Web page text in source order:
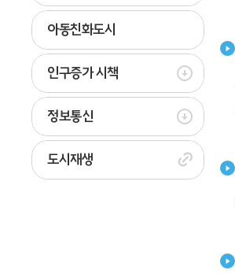
아동친화도시
인구증가 시책
정보통신
도시재생